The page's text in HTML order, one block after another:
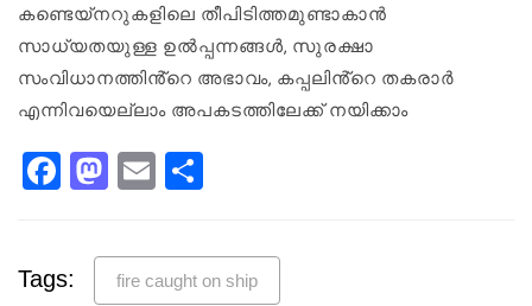
കണ്ടെയ്നറുകളിലെ തീപിടിത്തമുണ്ടാകാൻ
സാധ്യതയുള്ള ഉൽപ്പന്നങ്ങൾ, സുരക്ഷാ
സംവിധാനത്തിൻ്റെ അഭാവം, കപ്പലിൻ്റെ തകരാർ
എന്നിവയെല്ലാം അപകടത്തിലേക്ക് നയിക്കാം
Facebook
Mastodon
Email
Tags: fire caught on ship